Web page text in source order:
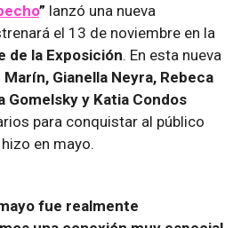
” lanzó una nueva
el 13 de noviembre en la
de la Exposición. En esta nueva
Gianella Neyra, Rebeca
Gomelsky y Katia Condos
para conquistar al público
en mayo.
fue realmente